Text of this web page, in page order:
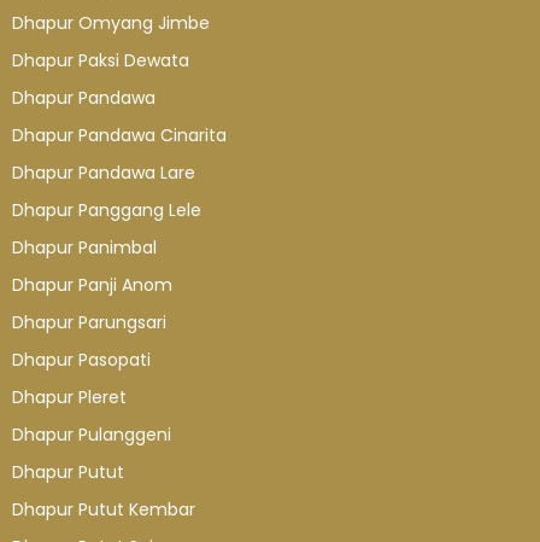
Dhapur Omyang Jimbe
Dhapur Paksi Dewata
Dhapur Pandawa
Dhapur Pandawa Cinarita
Dhapur Pandawa Lare
Dhapur Panggang Lele
Dhapur Panimbal
Dhapur Panji Anom
Dhapur Parungsari
Dhapur Pasopati
Dhapur Pleret
Dhapur Pulanggeni
Dhapur Putut
Dhapur Putut Kembar